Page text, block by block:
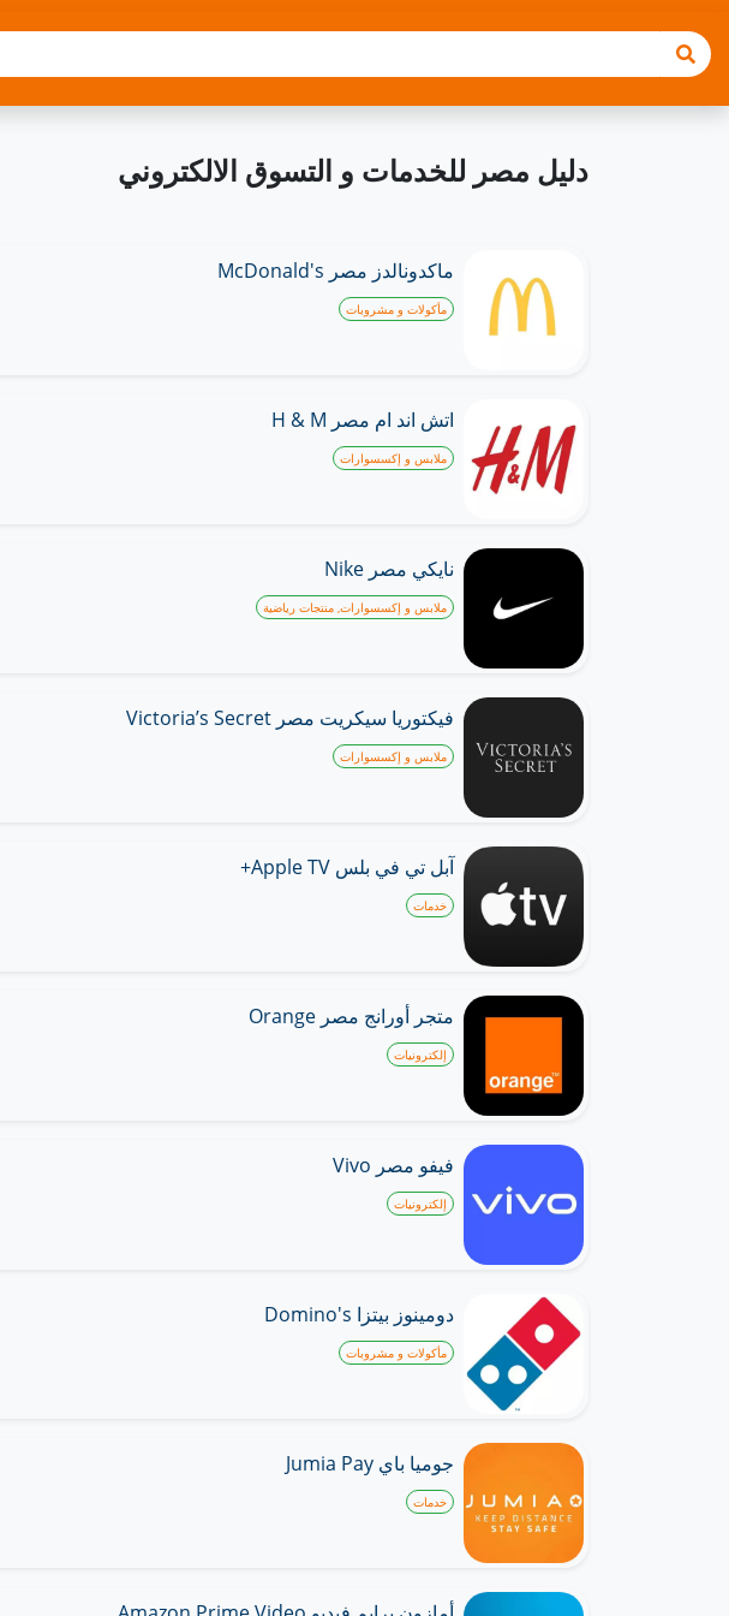
دليل مصر للخدمات و التسوق الالكتروني
ماكدونالدز مصر McDonald's
مأكولات و مشروبات
اتش اند ام مصر H & M
ملابس و إكسسوارات
نايكي مصر Nike
ملابس و إكسسوارات, منتجات رياضية
فيكتوريا سيكريت مصر Victoria’s Secret
ملابس و إكسسوارات
آبل تي في بلس Apple TV+
خدمات
متجر أورانج مصر Orange
إلكترونيات
فيفو مصر Vivo
إلكترونيات
دومينوز بيتزا Domino's
مأكولات و مشروبات
جوميا باي Jumia Pay
خدمات